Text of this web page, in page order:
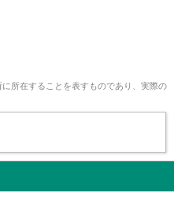
所在することを表すものであり、実際の